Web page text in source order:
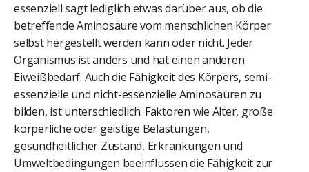
essenziell sagt lediglich etwas darüber aus, ob die
betreffende Aminosäure vom menschlichen Körper
selbst hergestellt werden kann oder nicht. Jeder
Organismus ist anders und hat einen anderen
Eiweißbedarf. Auch die Fähigkeit des Körpers, semi-
essenzielle und nicht-essenzielle Aminosäuren zu
bilden, ist unterschiedlich. Faktoren wie Alter, große
körperliche oder geistige Belastungen,
gesundheitlicher Zustand, Erkrankungen und
Umweltbedingungen beeinflussen die Fähigkeit zur